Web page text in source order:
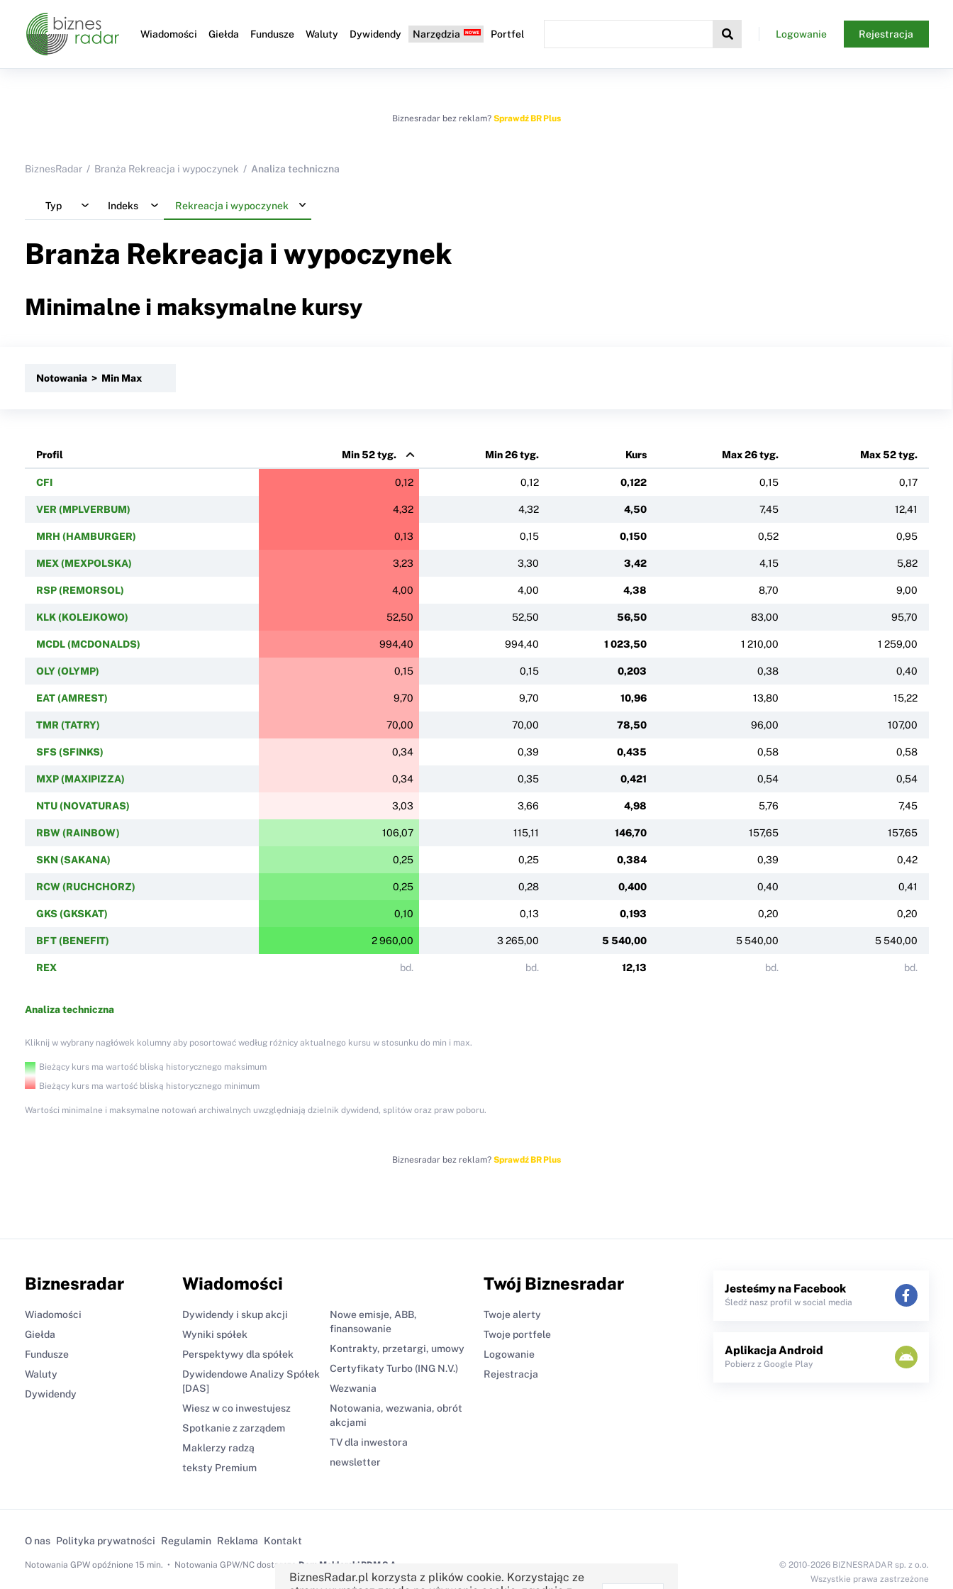
Wiadomości Giełda Fundusze Waluty Dywidendy Narzędzia Portfel Logowanie Rejestracja
Biznesradar bez reklam? Sprawdź BR Plus
BiznesRadar Branża Rekreacja i wypoczynek Analiza techniczna
Typ Indeks Rekreacja i wypoczynek
Branża Rekreacja i wypoczynek
Minimalne i maksymalne kursy
Notowania > Min Max
Profil Min 52 tyg. Min 26 tyg. Kurs Max 26 tyg. Max 52 tyg.
CFI 0,12 0,12 0,122 0,15 0,17
VER (MPLVERBUM) 4,32 4,32 4,50 7,45 12,41
MRH (HAMBURGER) 0,13 0,15 0,150 0,52 0,95
MEX (MEXPOLSKA) 3,23 3,30 3,42 4,15 5,82
RSP (REMORSOL) 4,00 4,00 4,38 8,70 9,00
KLK (KOLEJKOWO) 52,50 52,50 56,50 83,00 95,70
MCDL (MCDONALDS) 994,40 994,40 1 023,50 1 210,00 1 259,00
OLY (OLYMP) 0,15 0,15 0,203 0,38 0,40
EAT (AMREST) 9,70 9,70 10,96 13,80 15,22
TMR (TATRY) 70,00 70,00 78,50 96,00 107,00
SFS (SFINKS) 0,34 0,39 0,435 0,58 0,58
MXP (MAXIPIZZA) 0,34 0,35 0,421 0,54 0,54
NTU (NOVATURAS) 3,03 3,66 4,98 5,76 7,45
RBW (RAINBOW) 106,07 115,11 146,70 157,65 157,65
SKN (SAKANA) 0,25 0,25 0,384 0,39 0,42
RCW (RUCHCHORZ) 0,25 0,28 0,400 0,40 0,41
GKS (GKSKAT) 0,10 0,13 0,193 0,20 0,20
BFT (BENEFIT) 2 960,00 3 265,00 5 540,00 5 540,00 5 540,00
REX bd. bd. 12,13 bd. bd.
Analiza techniczna
Kliknij w wybrany nagłówek kolumny aby posortować według różnicy aktualnego kursu w stosunku do min i max.
Bieżący kurs ma wartość bliską historycznego maksimum
Bieżący kurs ma wartość bliską historycznego minimum
Wartości minimalne i maksymalne notowań archiwalnych uwzględniają dzielnik dywidend, splitów oraz praw poboru.
Biznesradar bez reklam? Sprawdź BR Plus
Biznesradar
Wiadomości
Giełda
Fundusze
Waluty
Dywidendy
Wiadomości
Dywidendy i skup akcji
Wyniki spółek
Perspektywy dla spółek
Dywidendowe Analizy Spółek
[DAS]
Wiesz w co inwestujesz
Spotkanie z zarządem
Maklerzy radzą
teksty Premium
Nowe emisje, ABB,
finansowanie
Kontrakty, przetargi, umowy
Certyfikaty Turbo (ING N.V.)
Wezwania
Notowania, wezwania, obrót
akcjami
TV dla inwestora
newsletter
Twój Biznesradar
Twoje alerty
Twoje portfele
Logowanie
Rejestracja
Jesteśmy na Facebook
Śledź nasz profil w social media
Aplikacja Android
Pobierz z Google Play
O nas Polityka prywatności Regulamin Reklama Kontakt
Notowania GPWopóźnione 15 min. Notowania GPW/NC dostarcza Dom Maklerski BDM S.A.
© 2010-2026 BIZNESRADAR sp. z o.o.
Wszystkie prawa zastrzeżone
BiznesRadar.pl korzysta z plików cookie. Korzystając ze